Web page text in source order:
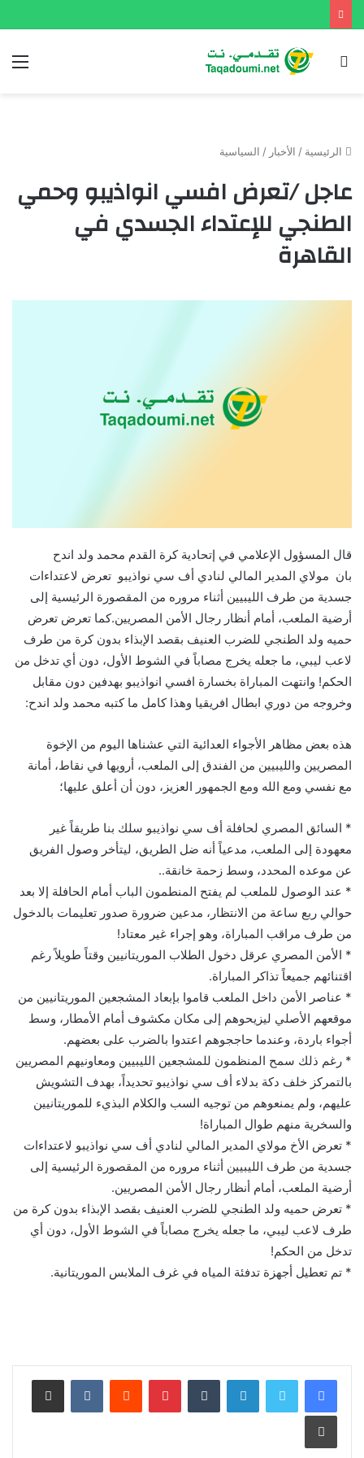
بحث
الرئيسية / الأخبار / السياسية
عاجل /تعرض افسي انواذيبو وحمي
الطنجي للإعتداء الجسدي في
القاهرة
قال المسؤول الإعلامي في إتحادية كرة القدم محمد ولد اندح
بان مولاي المدير المالي لنادي أف سي نواذيبو تعرض لاعتداءات
جسدية من طرف الليبيين أثناء مروره من المقصورة الرئيسية إلى
أرضية الملعب، أمام أنظار رجال الأمن المصريين.كما تعرض تعرض
حميه ولد الطنجي للضرب العنيف بقصد الإبذاء بدون كرة من طرف
لاعب ليبي، ما جعله يخرج مصاباً في الشوط الأول، دون أي تدخل من
الحكم! وانتهت المباراة بخسارة افسي انواذيبو بهدفين دون مقابل
وخروجه من دوري ابطال افريقيا وهذا كامل ما كتبه محمد ولد اندح:
هذه بعض مظاهر الأجواء العدائية التي عشناها اليوم من الإخوة
المصريين والليبيين من الفندق إلى الملعب، أرويها في نقاط، أمانة
مع نفسي ومع الله ومع الجمهور العزيز، دون أن أعلق عليها؛
* السائق المصري لحافلة أف سي نواذيبو سلك بنا طريقاً غير
معهودة إلى الملعب، مدعياً أنه ضل الطريق، ليتأخر وصول الفريق
عن موعده المحدد، وسط زحمة خانقة..
* عند الوصول للملعب لم يفتح المنطمون الباب أمام الحافلة إلا بعد
حوالي ربع ساعة من الانتظار، مدعين ضرورة صدور تعليمات بالدخول
من طرف مراقب المباراة، وهو إجراء غير معتاد!
* الأمن المصري عرقل دخول الطلاب الموريتانيين وقتاً طويلاً رغم
اقتنائهم جميعاً تذاكر المباراة.
* عناصر الأمن داخل الملعب قاموا بإبعاد المشجعين الموريتانيين من
موقعهم الأصلي ليزيحوهم إلى مكان مكشوف أمام الأمطار، وسط
أجواء باردة، وعندما حاججوهم اعتدوا بالضرب على بعضهم.
* رغم ذلك سمح المنظمون للمشجعين الليبيين ومعاونيهم المصريين
بالتمركز خلف دكة بدلاء أف سي نواذيبو تحديداً، بهدف التشويش
عليهم، ولم يمنعوهم من توجيه السب والكلام البذيء للموريتانيين
والسخرية منهم طوال المباراة!
* تعرض الأخ مولاي المدير المالي لنادي أف سي نواذيبو لاعتداءات
جسدية من طرف الليبيين أثناء مروره من المقصورة الرئيسية إلى
أرضية الملعب، أمام أنظار رجال الأمن المصريين.
* تعرض حميه ولد الطنجي للضرب العنيف بقصد الإبذاء بدون كرة من
طرف لاعب ليبي، ما جعله يخرج مصاباً في الشوط الأول، دون أي
تدخل من الحكم!
* تم تعطيل أجهزة تدفئة المياه في غرف الملابس الموريتانية.
لينكدإن بينتيريست مشاركة عبر البريد
طباعة